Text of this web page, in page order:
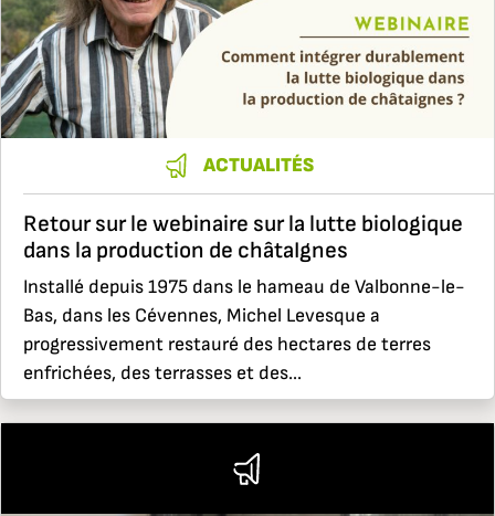
ACTUALITÉS
Retour sur le webinaire sur la lutte biologique
dans la production de châtaIgnes
Installé depuis 1975 dans le hameau de Valbonne-le-
Bas, dans les Cévennes, Michel Levesque a
progressivement restauré des hectares de terres
enfrichées, des terrasses et des...